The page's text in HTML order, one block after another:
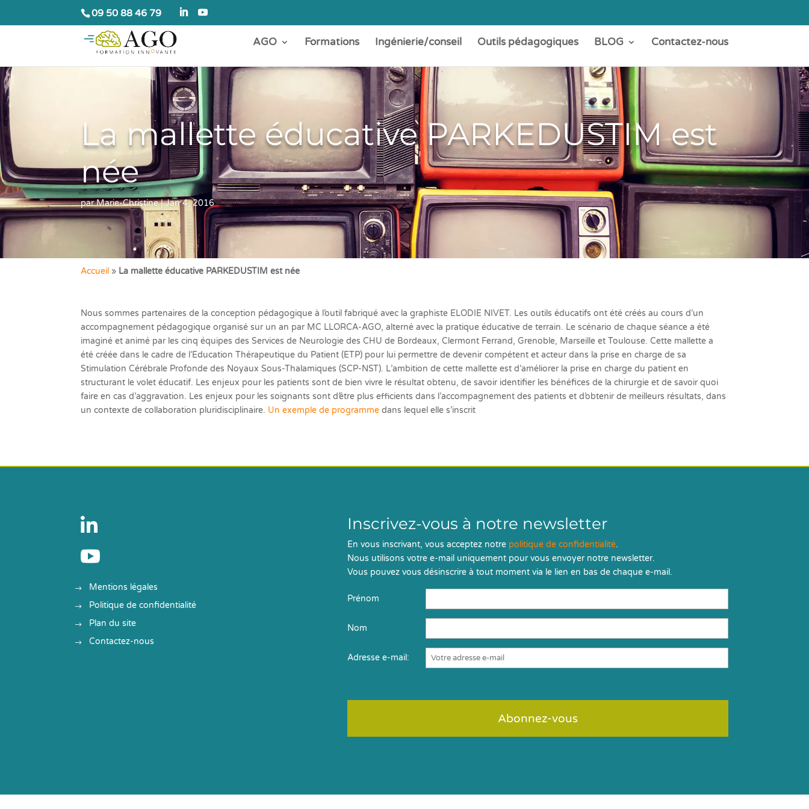
09 50 88 46 79
AGO Formations Ingénierie/conseil Outils pédagogiques BLOG Contactez-nous
La mallette éducative PARKEDUSTIM est
née
parMarie-Christine|Jan 4, 2016
Accueil » La mallette éducative PARKEDUSTIM est née
Nous sommes partenaires de la conception pédagogique à l’outil fabriqué avec la graphiste ELODIE NIVET. Les outils éducatifs ont été créés au cours d’un
accompagnement pédagogique organisé sur un an par MC LLORCA-AGO, alterné avec la pratique éducative de terrain. Le scénario de chaque séance a été
imaginé et animé par les cinq équipes des Services de Neurologie des CHU de Bordeaux, Clermont Ferrand, Grenoble, Marseille et Toulouse. Cette mallette a
été créée dans le cadre de l’Education Thérapeutique du Patient (ETP) pour lui permettre de devenir compétent et acteur dans la prise en charge de sa
Stimulation Cérébrale Profonde des Noyaux Sous-Thalamiques (SCP-NST). L’ambition de cette mallette est d’améliorer la prise en charge du patient en
structurant le volet éducatif. Les enjeux pour les patients sont de bien vivre le résultat obtenu, de savoir identifier les bénéfices de la chirurgie et de savoir quoi
faire en cas d’aggravation. Les enjeux pour les soignants sont d’être plus efficients dans l’accompagnement des patients et d’obtenir de meilleurs résultats, dans
un contexte de collaboration pluridisciplinaire. Un exemple de programme dans lequel elle s’inscrit


Mentions légales
Politique de confidentialité
Plan du site
Contactez-nous
Inscrivez-vous à notre newsletter
En vous inscrivant, vous acceptez notre politique de confidentialité.
Nous utilisons votre e-mail uniquement pour vous envoyer notre newsletter.
Vous pouvez vous désinscrire à tout moment via le lien en bas de chaque e-mail.
Prénom
Nom
Adresse e-mail: